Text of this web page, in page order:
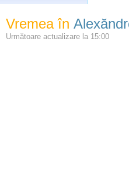
Vremea în
Următoare actualizare la 15:00